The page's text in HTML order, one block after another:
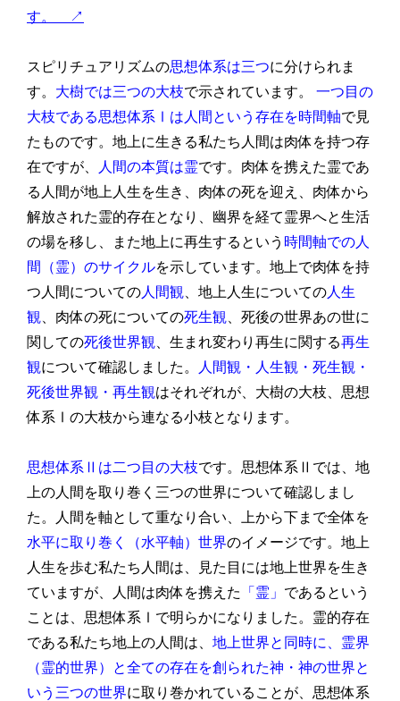
す。 ↗
スピリチュアリズムの思想体系は三つに分けられま
す。 大樹では三つの大枝で示されています。 一つ目の
大枝である思想体系Ⅰは人間という存在を時間軸で見
たものです。地上に生きる私たち人間は肉体を持つ存
在ですが、
人間の本質は霊です。肉体を携えた霊であ
る人間が地上人生を生き、肉体の死を迎え、肉体から
解放された霊的存在となり、幽界を経て霊界へと生活
の場を移し、また地上に再生するという 時間軸での人
間（霊）のサイクルを示しています。地上で肉体を持
つ人間についての人間観 、地上人生についての人生
観 、肉体の死についての死生観 、死後の世界あの世に
関しての死後世界観 、生まれ変わり再生に関する再生
観について確認しました。
人間観・人生観・死生観・
死後世界観・再生観はそれぞれが、大樹の大枝、思想
体系Ⅰの大枝から連なる小枝となります。
思想体系Ⅱは二つ目の大枝です。思想体系Ⅱでは、地
上の人間を取り巻く三つの世界について確認しまし
た。人間を軸として重なり合い、上から下まで全体を
水平に取り巻く（水平軸）世界のイメージです。地上
人生を歩む私たち人間は、見た目には地上世界を生き
ていますが、人間は肉体を携えた
「霊」 であるという
ことは、思想体系Ⅰで明らかになりました。霊的存在
である私たち地上の人間は、 地上世界と同時に、霊界
（霊的世界）と全ての存在を創られた神・神の世界と
いう三つの世界に取り巻かれていることが、思想体系